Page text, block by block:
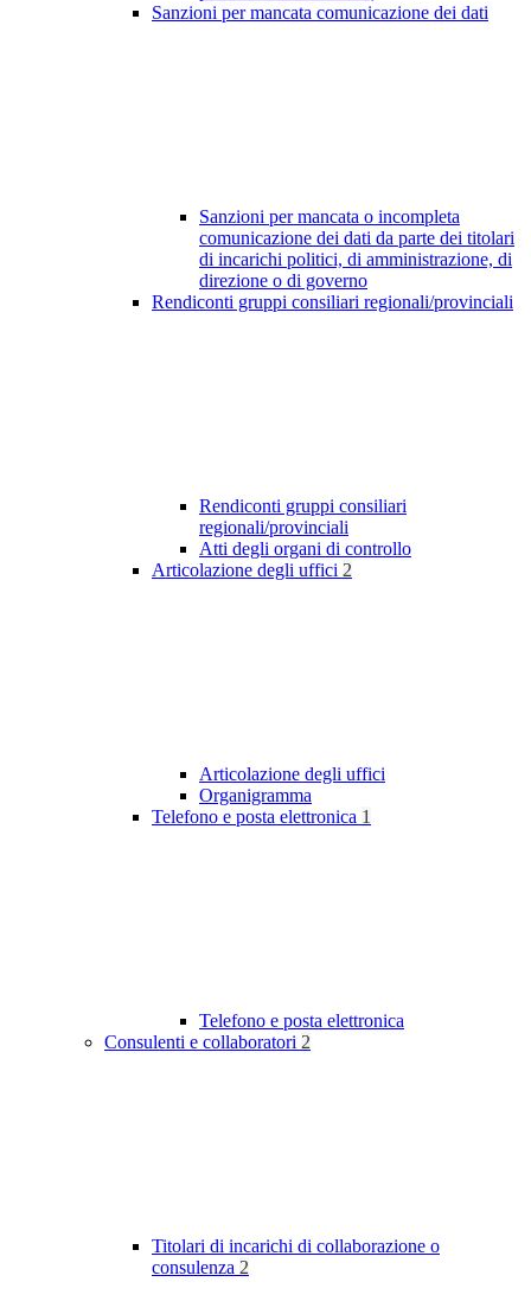
Sanzioni per mancata comunicazione dei dati
Sanzioni per mancata o incompleta
comunicazione dei dati da parte dei titolari
di incarichi politici, di amministrazione, di
direzione o di governo
Rendiconti gruppi consiliari regionali/provinciali
Rendiconti gruppi consiliari
regionali/provinciali
Atti degli organi di controllo
Articolazione degli uffici 2
Articolazione degli uffici
Organigramma
Telefono e posta elettronica 1
Telefono e posta elettronica
Consulenti e collaboratori 2
Titolari di incarichi di collaborazione o
consulenza 2